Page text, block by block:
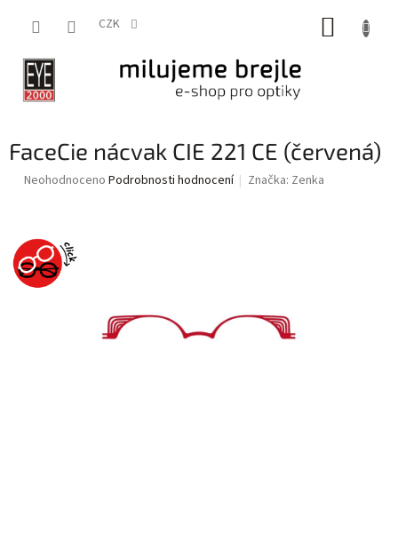
CZK
FaceCie nácvak CIE 221 CE (červená)
Průměrné
0,0
z
5
Neohodnoceno Podrobnosti hodnocení Značka: Zenka